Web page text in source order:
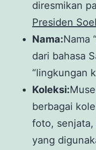
diresmikan
Presiden
Nama:Nama “
dari bahasa
“lingkungan
Koleksi:
berbagai
foto,
yang